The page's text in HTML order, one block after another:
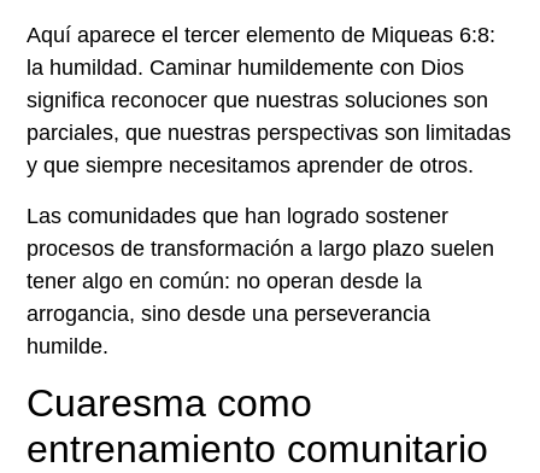
Aquí aparece el tercer elemento de Miqueas 6:8:
la humildad. Caminar humildemente con Dios
significa reconocer que nuestras soluciones son
parciales, que nuestras perspectivas son limitadas
y que siempre necesitamos aprender de otros.
Las comunidades que han logrado sostener
procesos de transformación a largo plazo suelen
tener algo en común: no operan desde la
arrogancia, sino desde una perseverancia
humilde.
Cuaresma como
entrenamiento comunitario